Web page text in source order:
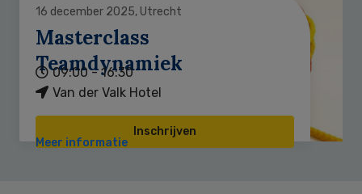
16 december 2025, Utrecht
Masterclass
Teamdynamiek
09:00 - 16:30
Van der Valk Hotel
Inschrijven
Meer informatie